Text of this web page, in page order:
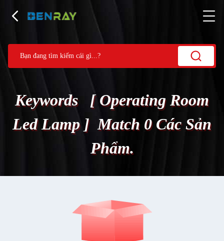
Keywords [ Operating Room
Led Lamp ] Match 0 Các Sản
Phẩm.